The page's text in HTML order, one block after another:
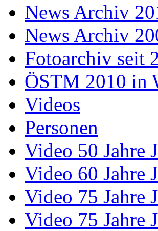
News Archiv
News Archiv
Fotoarchiv seit
ÖSTM 2010 in
Videos
Personen
Video 50 Jahre
Video 60 Jahre
Video 75 Jahre
Video 75 Jahre